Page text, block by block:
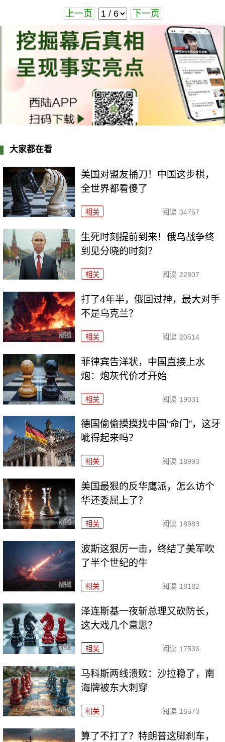
上一页 下一页
大家都在看
美国对盟友捅刀！中国这步棋，
全世界都看傻了
相关 阅读 34757
生死时刻提前到来！俄乌战争终
到见分晓的时刻？
相关 阅读 22807
打了4年半，俄回过神，最大对手
不是乌克兰？
相关 阅读 20514
菲律宾告洋状，中国直接上水
炮：炮灰代价才开始
相关 阅读 19031
德国偷偷摸摸找中国“命门”，这牙
呲得起来吗？
相关 阅读 18993
美国最狠的反华鹰派，怎么访个
华还委屈上了？
相关 阅读 18983
波斯这狠厉一击，终结了美军吹
了半个世纪的牛
相关 阅读 18182
泽连斯基一夜斩总理又砍防长，
这大戏几个意思？
相关 阅读 17536
马科斯两线溃败：沙拉稳了，南
海牌被东大刺穿
相关 阅读 16573
算了不打了？特朗普这脚刹车，